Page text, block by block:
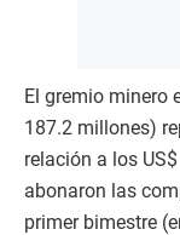
El gremio minero
187.2 millones)
relación a los
abonaron las
primer bimestre